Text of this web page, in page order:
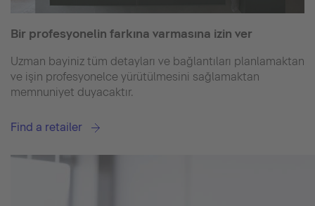
Bir profesyonelin farkına varmasına izin ver
Uzman bayiniz tüm detayları ve bağlantıları planlamaktan
ve işin profesyonelce yürütülmesini sağlamaktan
memnuniyet duyacaktır.
Find a retailer